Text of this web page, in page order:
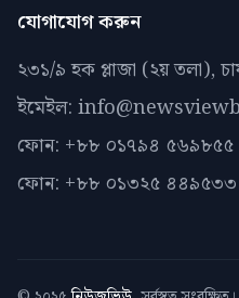
যোগাযোগ করুন
২৩১/৯ হক প্লাজা (২য় তলা),
ইমেইল:
ফোন: +৮৮ ০১৭৯৪ ৫৬৯৮৫৫
ফোন: +৮৮ ০১৩২৫ ৪৪৯৫৩৩